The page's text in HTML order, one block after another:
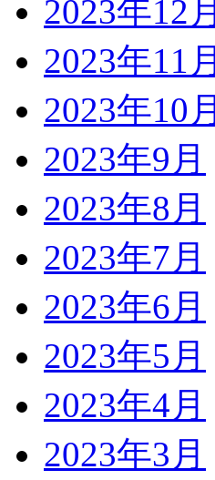
2023年12月
2023年11月
2023年10月
2023年9月
2023年8月
2023年7月
2023年6月
2023年5月
2023年4月
2023年3月